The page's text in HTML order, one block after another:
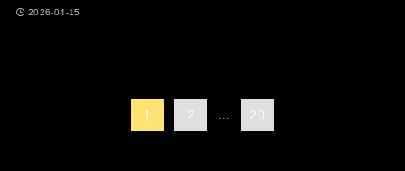
2026-04-15
1 2 ... 20